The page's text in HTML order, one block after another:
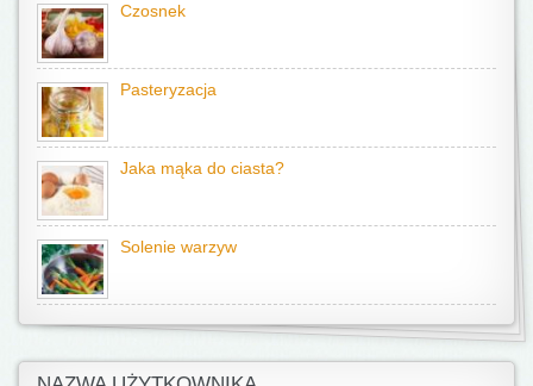
Czosnek
Pasteryzacja
Jaka mąka do ciasta?
Solenie warzyw